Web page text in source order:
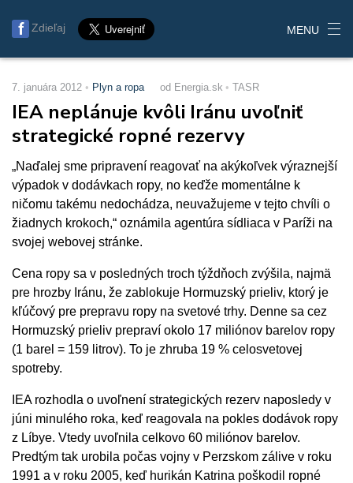
Zdieľaj MENU
7. januára 2012 Plyn a ropa od Energia.sk TASR
IEA neplánuje kvôli Iránu uvoľniť
strategické ropné rezervy
„Naďalej sme pripravení reagovať na akýkoľvek výraznejší
výpadok v dodávkach ropy, no keďže momentálne k
ničomu takému nedochádza, neuvažujeme v tejto chvíli o
žiadnych krokoch,“ oznámila agentúra sídliaca v Paríži na
svojej webovej stránke.
Cena ropy sa v posledných troch týždňoch zvýšila, najmä
pre hrozby Iránu, že zablokuje Hormuzský prieliv, ktorý je
kľúčový pre prepravu ropy na svetové trhy. Denne sa cez
Hormuzský prieliv prepraví okolo 17 miliónov barelov ropy
(1 barel = 159 litrov). To je zhruba 19 % celosvetovej
spotreby.
IEA rozhodla o uvoľnení strategických rezerv naposledy v
júni minulého roka, keď reagovala na pokles dodávok ropy
z Líbye. Vtedy uvoľnila celkovo 60 miliónov barelov.
Predtým tak urobila počas vojny v Perzskom zálive v roku
1991 a v roku 2005, keď hurikán Katrina poškodil ropné